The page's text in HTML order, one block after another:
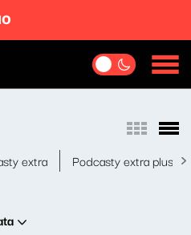
extra Podcasty extra plus